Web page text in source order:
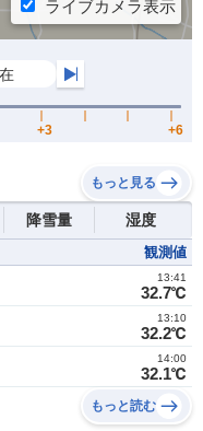
もっと見る
降雪量 湿度
観測値
32.7℃
13:41
32.2℃
13:10
32.1℃
14:00
もっと読む